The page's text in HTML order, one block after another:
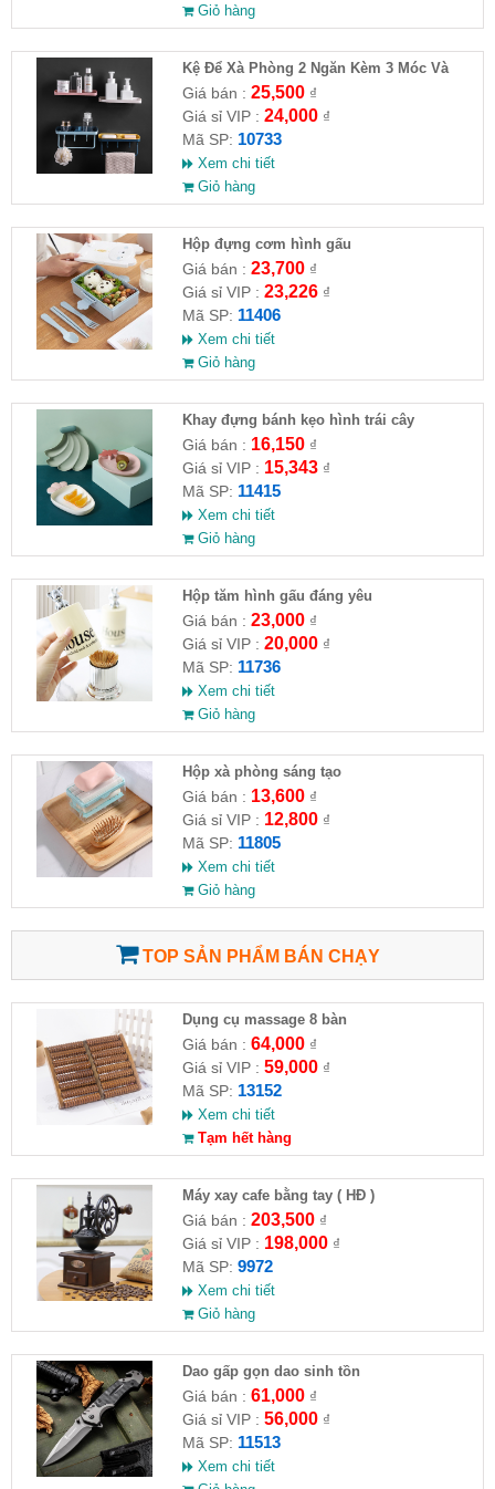
Giỏ hàng
Kệ Để Xà Phòng 2 Ngăn Kèm 3 Móc Và
Thanh Treo Khăn Dán Tường
Giá bán : 25,500₫
Giá sỉ VIP : 24,000₫
Mã SP: 10733
Xem chi tiết
Giỏ hàng
Hộp đựng cơm hình gấu
Giá bán : 23,700₫
Giá sỉ VIP : 23,226₫
Mã SP: 11406
Xem chi tiết
Giỏ hàng
Khay đựng bánh kẹo hình trái cây
Giá bán : 16,150₫
Giá sỉ VIP : 15,343₫
Mã SP: 11415
Xem chi tiết
Giỏ hàng
Hộp tăm hình gấu đáng yêu
Giá bán : 23,000₫
Giá sỉ VIP : 20,000₫
Mã SP: 11736
Xem chi tiết
Giỏ hàng
Hộp xà phòng sáng tạo
Giá bán : 13,600₫
Giá sỉ VIP : 12,800₫
Mã SP: 11805
Xem chi tiết
Giỏ hàng
TOP SẢN PHẨM BÁN CHẠY
Dụng cụ massage 8 bàn
Giá bán : 64,000₫
Giá sỉ VIP : 59,000₫
Mã SP: 13152
Xem chi tiết
Tạm hết hàng
Máy xay cafe bằng tay ( HĐ )
Giá bán : 203,500₫
Giá sỉ VIP : 198,000₫
Mã SP: 9972
Xem chi tiết
Giỏ hàng
Dao gấp gọn dao sinh tồn
Giá bán : 61,000₫
Giá sỉ VIP : 56,000₫
Mã SP: 11513
Xem chi tiết